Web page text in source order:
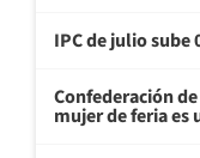
IPC de julio
Confederación
mujer de feria